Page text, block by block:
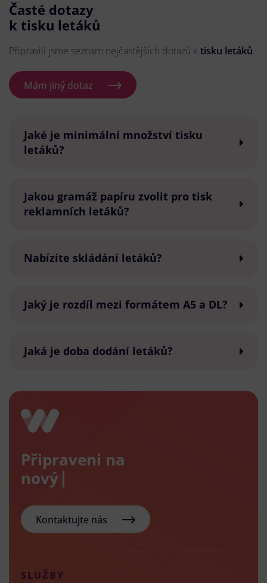
Časté dotazy
k tisku letáků
Připravili jsme seznam nejčastějších dotazů k tisku letáků.
Mám jiný dotaz
Jaké je minimální množství tisku
letáků?
Jakou gramáž papíru zvolit pro tisk
reklamních letáků?
Nabízíte skládání letáků?
Jaký je rozdíl mezi formátem A5 a DL?
Jaká je doba dodání letáků?
Připraveni na
nový e-shop
Kontaktujte nás
SLUŽBY